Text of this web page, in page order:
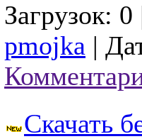
Загрузок:
pmojka |
Скачать